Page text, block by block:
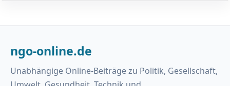
ngo-online.de
Unabhängige Online-Beiträge zu Politik, Gesellschaft,